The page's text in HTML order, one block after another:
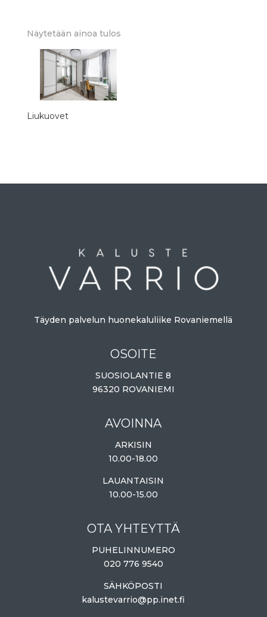
Näytetään ainoa tulos
Liukuovet
Täyden palvelun huonekaluliike Rovaniemellä
OSOITE
SUOSIOLANTIE 8
96320 ROVANIEMI
AVOINNA
ARKISIN
10.00-18.00
LAUANTAISIN
10.00-15.00
OTA YHTEYTTÄ
PUHELINNUMERO
020 776 9540
SÄHKÖPOSTI
kalustevarrio@pp.inet.fi